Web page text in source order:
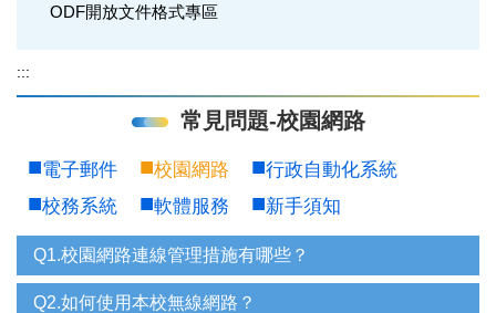
ODF開放文件格式專區
:::
常見問題-校園網路
電子郵件 校園網路
行政自動化系統
校務系統
軟體服務 新手須知
Q1.校園網路連線管理措施有哪些？
Q2.如何使用本校無線網路？